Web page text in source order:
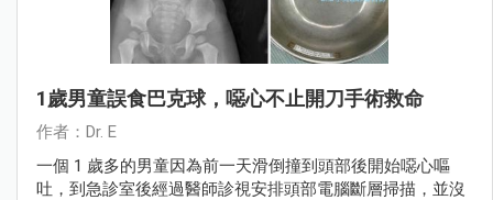
1歲男童誤食巴克球，噁心不止開刀手術救命
作者：Dr. E
一個 1 歲多的男童因為前一天滑倒撞到頭部後開始噁心嘔
吐，到急診室後經過醫師診視安排頭部電腦斷層掃描，並沒